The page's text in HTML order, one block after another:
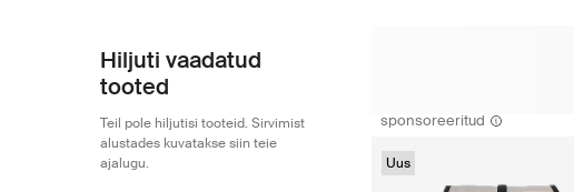
Hiljuti vaadatud
tooted
Teil pole hiljutisi tooteid. Sirvimist
alustades kuvatakse siin teie
ajalugu.
sponsoreeritud
Uus